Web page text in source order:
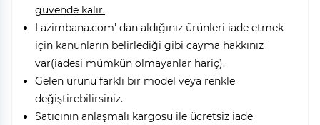
güvende kalır.
Lazimbana.com' dan aldığınız ürünleri iade etmek
için kanunların belirlediği gibi cayma hakkınız
var(iadesi mümkün olmayanlar hariç).
Gelen ürünü farklı bir model veya renkle
değiştirebilirsiniz.
Satıcının anlaşmalı kargosu ile ücretsiz iade